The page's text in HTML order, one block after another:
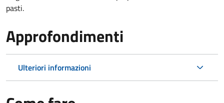
pasti.
Approfondimenti
Ulteriori informazioni